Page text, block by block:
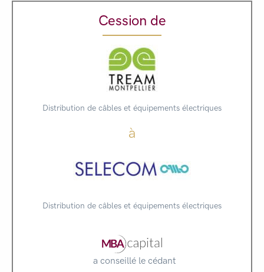
Cession de
Distribution de câbles et équipements électriques
à
Distribution de câbles et équipements électriques
a conseillé le cédant